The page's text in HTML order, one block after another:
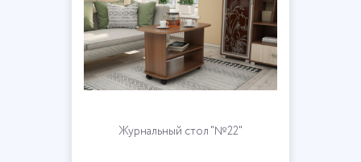
Журнальный стол "№22"